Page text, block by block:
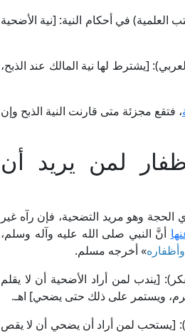
في "الأشباه والنظائر" (ص: 24، ط. دار الكتب العلمية) في أحكام النية: [نية الأضحية
(4/ 95، ط. دار إحياء التراث العربي): [يشترط لها نية المالك عند الذبح،
، فتقع مجزئة متى قارنت النية الذبح وإن
لمن يريد أن
وهو مريد التضحية، فإن رآه غير
أنَّ النبي صلى الله عليه وآله وسلم،
» أخرجه مسلم.
في "شرح مختصر خليل" (3/ 39، ط. دار الفكر): [يندب لمن أراد الأضحية أن لا يقلم
ويستمر على ذلك حتى يضحي] اهـ.
في "القوانين الفقهية" (ص: 128، بدون طبعة): [يستحب لمن أراد أن يضحي أن لا يقص